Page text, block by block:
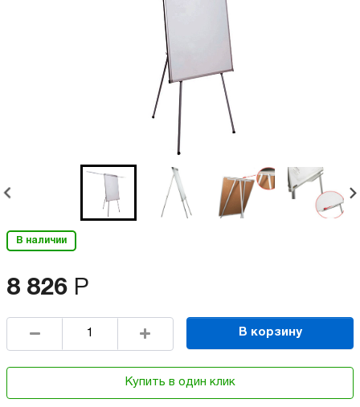
В наличии
8 826 Р
В корзину
Купить в один клик